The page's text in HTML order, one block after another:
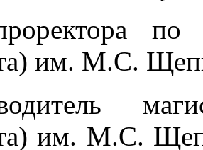
по
им. М.С.
им. М.С.